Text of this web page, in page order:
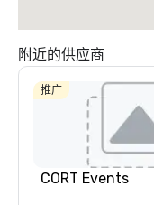
附近的供应商
推广
CORT Events